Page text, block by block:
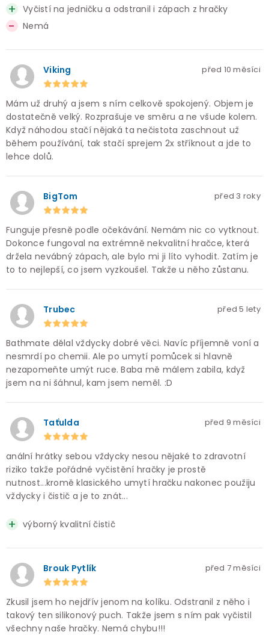
Vyčistí na jedničku a odstranil i zápach z hračky
Nemá
Viking před 10 měsíci
Mám už druhý a jsem s ním celkově spokojený. Objem je
dostatečně velký. Rozprašuje ve směru a ne všude kolem.
Když náhodou stačí nějaká ta nečistota zaschnout už
během používání, tak stačí sprejem 2x stříknout a jde to
lehce dolů.
BigTom před 3 roky
Funguje přesně podle očekávání. Nemám nic co vytknout.
Dokonce fungoval na extrémně nekvalitní hračce, která
držela nevábný zápach, ale bylo mi ji líto vyhodit. Zatím je
to to nejlepší, co jsem vyzkoušel. Takže u něho zůstanu.
Trubec před 5 lety
Bathmate dělal vždycky dobré věci. Navíc příjemně voní a
nesmrdí po chemii. Ale po umytí pomůcek si hlavně
nezapomeňte umýt ruce. Baba mě málem zabila, když
jsem na ni šáhnul, kam jsem neměl. :D
Taťulda před 9 měsíci
anální hrátky sebou vždycky nesou nějaké to zdravotní
riziko takže pořádné vyčistění hračky je prostě
nutnost...kromě klasického umytí hračku nakonec použiju
vždycky i čistič a je to znát...
výborný kvalitní čistič
Brouk Pytlík před 7 měsíci
Zkusil jsem ho nejdřív jenom na kolíku. Odstranil z něho i
takový ten silikonový puch. Takže jsem s ním pak vyčistil
všechny naše hračky. Nemá chybu!!!